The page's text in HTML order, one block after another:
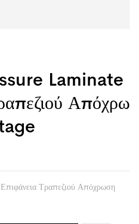
Laminate
Απόχρω
Τραπεζιού Απόχρωση